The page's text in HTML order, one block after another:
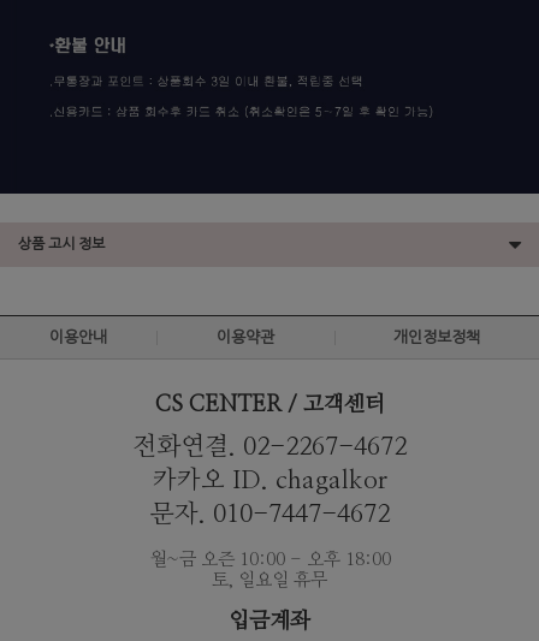
상품 고시 정보
이용안내 이용약관 개인정보정책
CS CENTER / 고객센터
전화연결. 02-2267-4672
카카오 ID. chagalkor
문자. 010-7447-4672
월~금 오즌 10:00 - 오후 18:00
토, 일요일 휴무
입금계좌